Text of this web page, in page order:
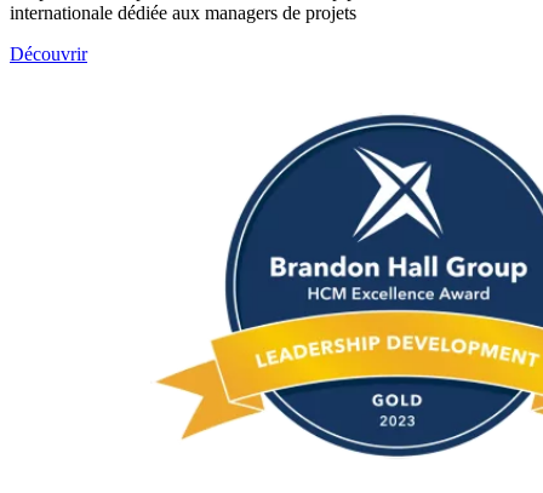
internationale dédiée aux managers de projets
Découvrir